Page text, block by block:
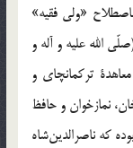
«ولی‌ فقیه»
الله علیه و آله و
ترکمانچای‌ و
نمازخوان‌ و حافظ‌
که‌ ناصرالدین‌شاه‌